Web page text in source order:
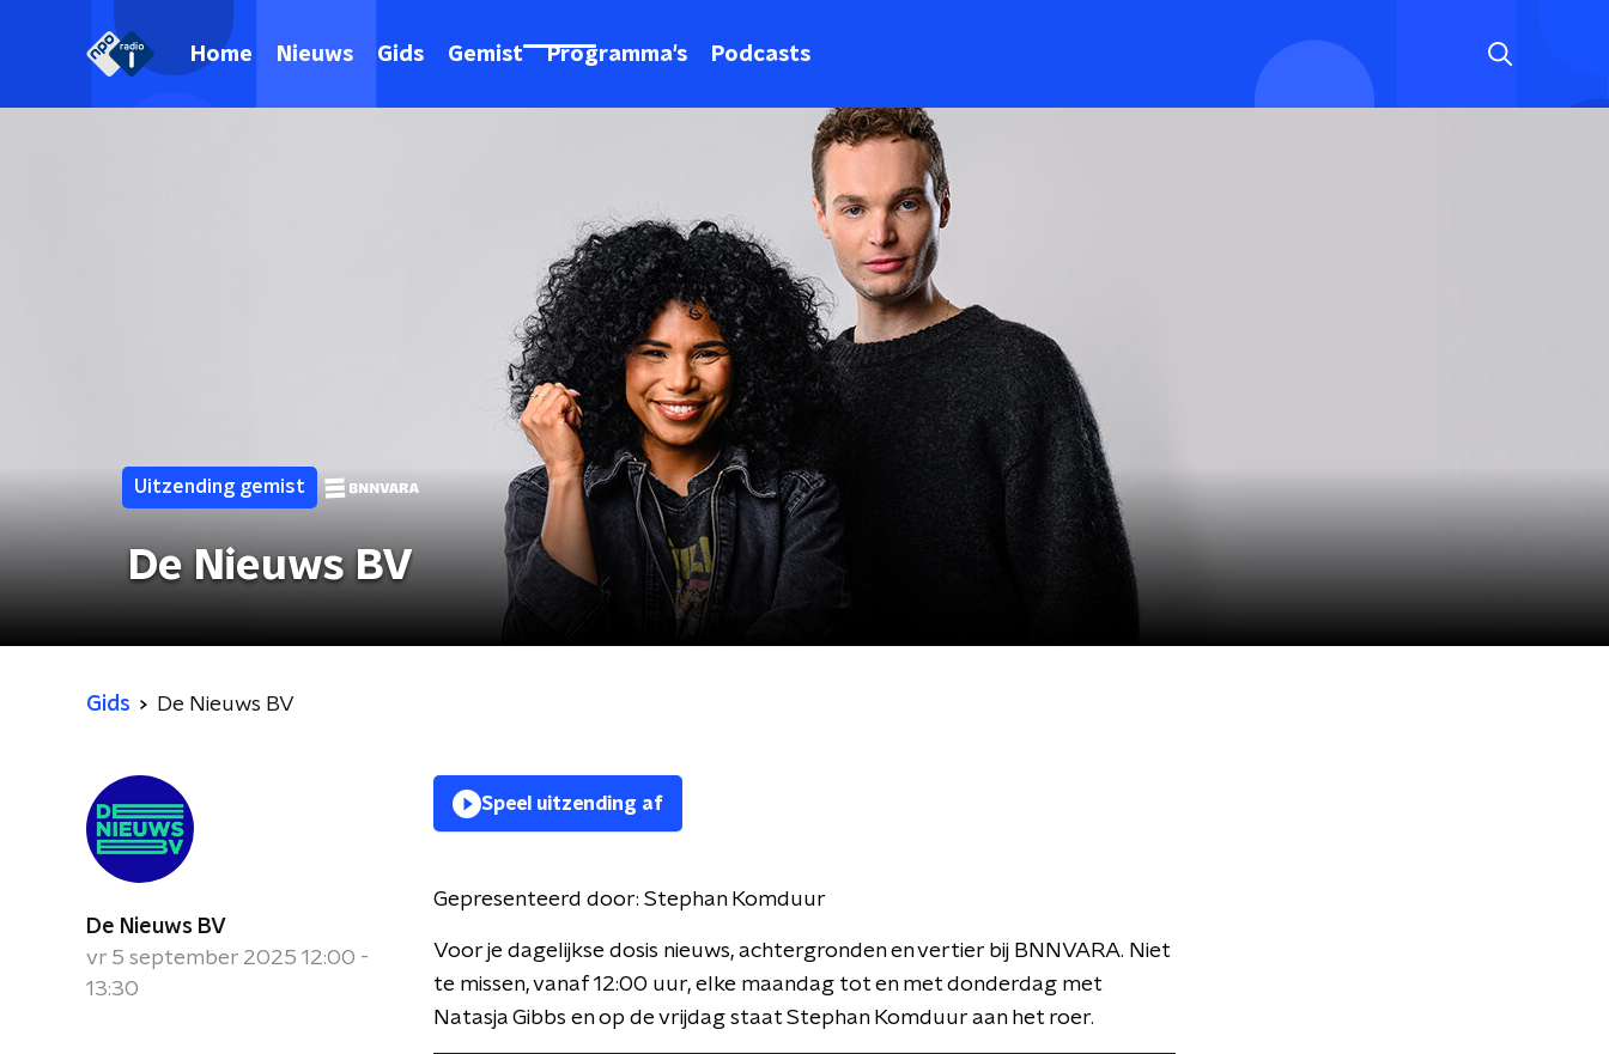
Home Nieuws Gids Gemist Programma's Podcasts
Uitzending gemist
De Nieuws BV
Gids De Nieuws BV
De Nieuws BV
vr 5 september 2025 12:00 -
13:30
Speel uitzending af
Gepresenteerd door: Stephan Komduur
Voor je dagelijkse dosis nieuws, achtergronden en vertier bij BNNVARA. Niet
te missen, vanaf 12:00 uur, elke maandag tot en met donderdag met
Natasja Gibbs en op de vrijdag staat Stephan Komduur aan het roer.